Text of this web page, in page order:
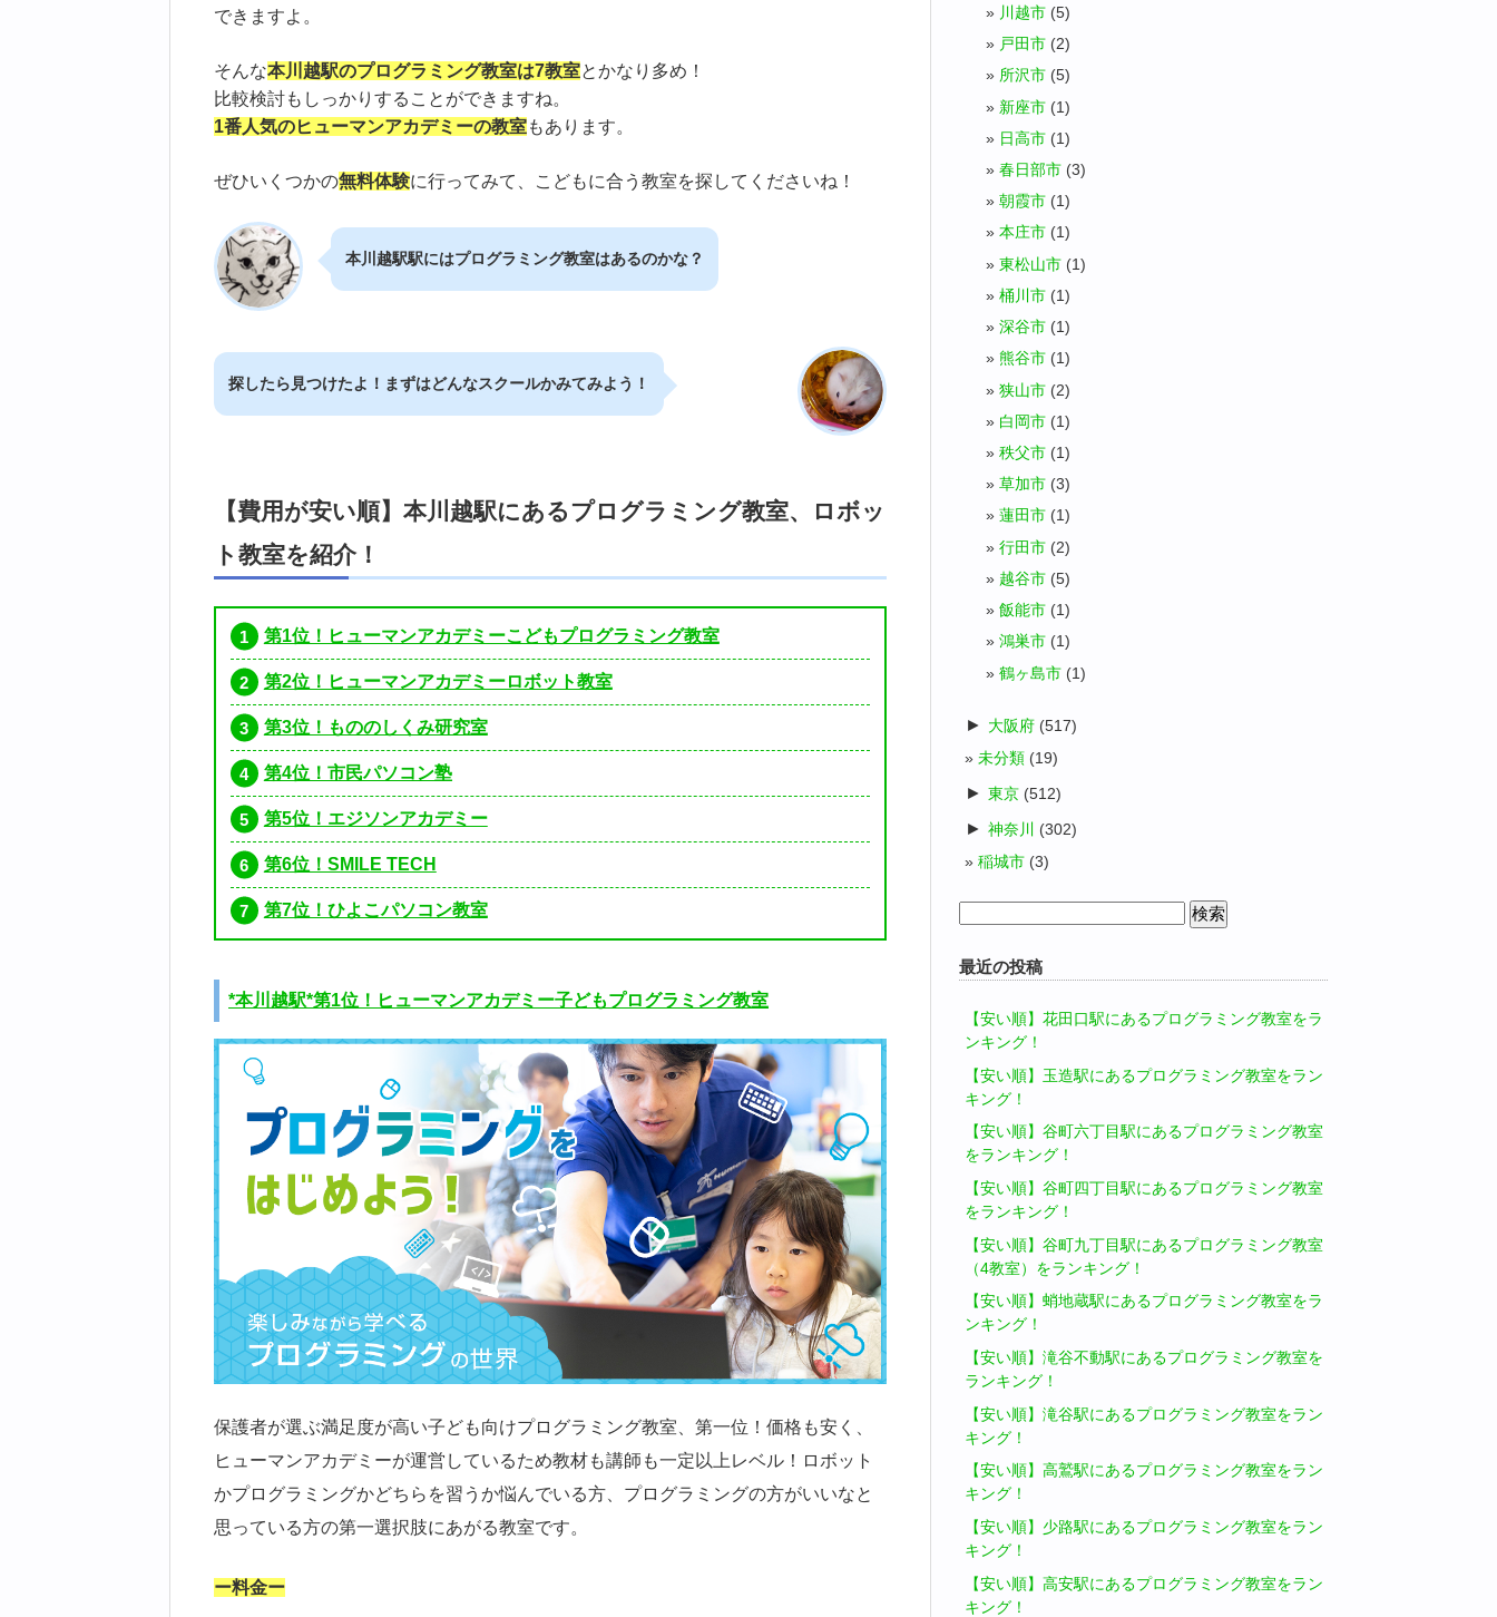
できますよ。
そんな本川越駅のプログラミング教室は7教室とかなり多め！
比較検討もしっかりすることができますね。
1番人気のヒューマンアカデミーの教室もあります。
ぜひいくつかの無料体験に行ってみて、こどもに合う教室を探してくださいね！
本川越駅駅にはプログラミング教室はあるのかな？
探したら見つけたよ！まずはどんなスクールかみてみよう！
【費用が安い順】本川越駅にあるプログラミング教室、ロボッ
ト教室を紹介！
第1位！ヒューマンアカデミーこどもプログラミング教室
第2位！ヒューマンアカデミーロボット教室
第3位！もののしくみ研究室
第4位！市民パソコン塾
第5位！エジソンアカデミー
第6位！SMILE TECH
第7位！ひよこパソコン教室
*本川越駅*第1位！ヒューマンアカデミー子どもプログラミング教室
保護者が選ぶ満足度が高い子ども向けプログラミング教室、第一位！価格も安く、
ヒューマンアカデミーが運営しているため教材も講師も一定以上レベル！ロボット
かプログラミングかどちらを習うか悩んでいる方、プログラミングの方がいいなと
思っている方の第一選択肢にあがる教室です。
ー料金ー
川越市 (5)
戸田市 (2)
所沢市 (5)
新座市 (1)
日高市 (1)
春日部市 (3)
朝霞市 (1)
本庄市 (1)
東松山市 (1)
桶川市 (1)
深谷市 (1)
熊谷市 (1)
狭山市 (2)
白岡市 (1)
秩父市 (1)
草加市 (3)
蓮田市 (1)
行田市 (2)
越谷市 (5)
飯能市 (1)
鴻巣市 (1)
鶴ヶ島市 (1)
► 大阪府 (517)
未分類 (19)
► 東京 (512)
► 神奈川 (302)
稲城市 (3)
最近の投稿
【安い順】花田口駅にあるプログラミング教室をラ
ンキング！
【安い順】玉造駅にあるプログラミング教室をラン
キング！
【安い順】谷町六丁目駅にあるプログラミング教室
をランキング！
【安い順】谷町四丁目駅にあるプログラミング教室
をランキング！
【安い順】谷町九丁目駅にあるプログラミング教室
（4教室）をランキング！
【安い順】蛸地蔵駅にあるプログラミング教室をラ
ンキング！
【安い順】滝谷不動駅にあるプログラミング教室を
ランキング！
【安い順】滝谷駅にあるプログラミング教室をラン
キング！
【安い順】高鷲駅にあるプログラミング教室をラン
キング！
【安い順】少路駅にあるプログラミング教室をラン
キング！
【安い順】高安駅にあるプログラミング教室をラン
キング！